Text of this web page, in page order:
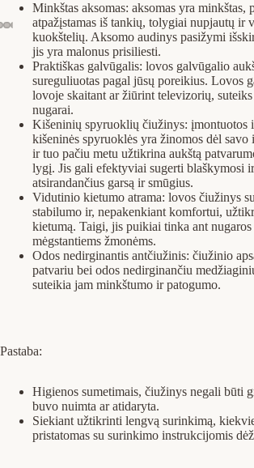
Minkštas aksomas: aksomas yra minkštas,
atpažįstamas iš tankių, tolygiai nupjautų ir
kuokštelių. Aksomo audinys pasižymi
jis yra malonus prisiliesti.
Praktiškas galvūgalis: lovos galvūgalio
sureguliuotas pagal jūsų poreikius. Lovos
lovoje skaitant ar žiūrint televizorių,
nugarai.
Kišeninių spyruoklių čiužinys: įmontuotos
kišeninės spyruoklės yra žinomos dėl savo
ir tuo pačiu metu užtikrina aukštą
lygį. Jis gali efektyviai sugerti blaškymosi
atsirandančius garsą ir smūgius.
Vidutinio kietumo atrama: lovos čiužinys
stabilumo ir, nepakenkiant komfortui,
kietumą. Taigi, jis puikiai tinka ant
mėgstantiems žmonėms.
Odos nedirginantis antčiužinis: čiužinio
patvariu bei odos nedirginančiu
suteikia jam minkštumo ir patogumo.
Pastaba:
Higienos sumetimais, čiužinys negali būti
buvo nuimta ar atidaryta.
Siekiant užtikrinti lengvą surinkimą,
pristatomas su surinkimo instrukcijomis